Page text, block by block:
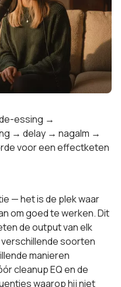
essing →
→ delay → nagalm →
voor een effectketen
— het is de plek waar
om goed te werken. Dit
de output van elk
soorten
manieren
cleanup EQ en de
waarop hij niet